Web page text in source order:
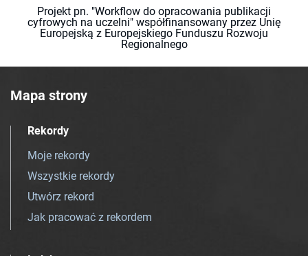
Projekt pn. "Workflow do opracowania publikacji
cyfrowych na uczelni" współfinansowany przez Unię
Europejską z Europejskiego Funduszu Rozwoju
Regionalnego
Mapa strony
Rekordy
Moje rekordy
Wszystkie rekordy
Utwórz rekord
Jak pracować z rekordem